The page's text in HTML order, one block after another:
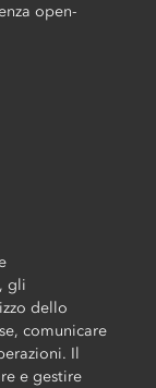
open-
gli
dello
comunicare
Il
e gestire